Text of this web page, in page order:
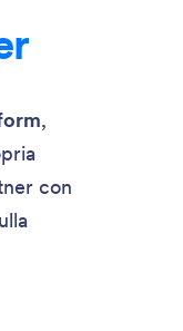
,
con